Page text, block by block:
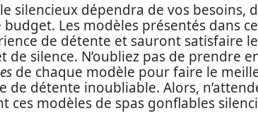
silencieux dépendra de vos besoins,
Les modèles présentés dans
de détente et sauront satisfaire
silence. N’oubliez pas de prendre
de chaque modèle pour faire le
de détente inoubliable. Alors,
ces modèles de spas gonflables